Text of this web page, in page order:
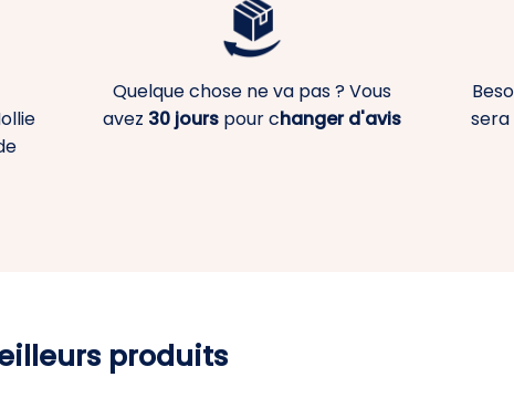
Quelque chose ne va pas ? Vous
avez 30 jours pour changer d'avis
sera
produits